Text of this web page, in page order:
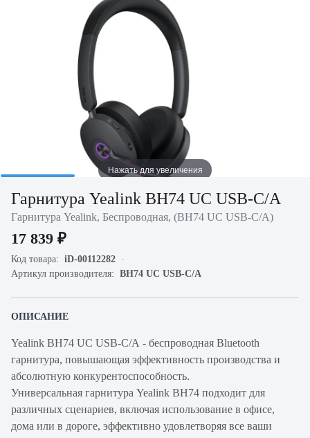
Нажать для увеличения
Гарнитура Yealink BH74 UC USB-C/A
Гарнитура Yealink, Беспроводная, (BH74 UC USB-C/A)
17 839 ₽
Код товара: iD-00112282
Артикул производителя: BH74 UC USB-C/A
ОПИСАНИЕ
Yealink BH74 UC USB-C/A - беспроводная Bluetooth
гарнитура, повышающая эффективность производства и
абсолютную конкурентоспособность.
Универсальная гарнитура Yealink BH74 подходит для
различных сценариев, включая использование в офисе,
дома или в дороге, эффективно удовлетворяя все ваши